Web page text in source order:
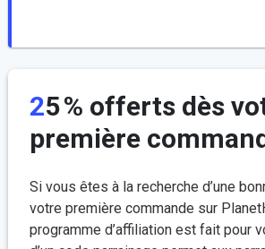
25 % offerts dès votre
première
Si vous êtes à la recherche d’une
votre première commande sur
programme d’affiliation est fait pour